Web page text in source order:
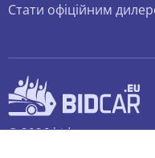
Стати офіційним
© 2026 bidcar.eu